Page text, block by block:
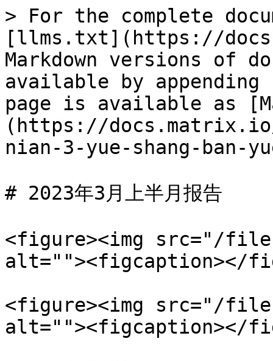
> For the complete
[llms.txt](https://
Markdown versions of
available by
page is available as
(https://
nian-3-yue-shang-ban-
# 2023年3月上半月报告
<figure><img src="/files/
alt=""><figcaption></
<figure><img src="/files/
alt=""><figcaption></